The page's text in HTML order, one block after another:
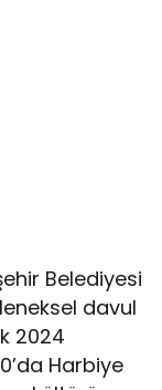
Belediyesi
davul
2024
Harbiye